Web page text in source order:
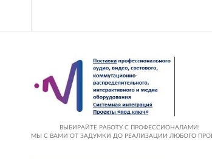
ВЫБИРАЙТЕ РАБОТУ С ПРОФЕССИОНАЛАМИ!
МЫ С ВАМИ ОТ ЗАДУМКИ ДО РЕАЛИЗАЦИИ ЛЮБОГО